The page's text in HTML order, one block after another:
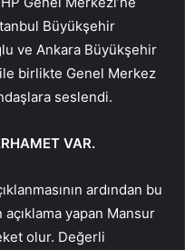
Büyükşehir
ve Ankara Büyükşehir
birlikte Genel Merkez
seslendi.
VAR.
ardından bu
yapan Mansur
olur. Değerli